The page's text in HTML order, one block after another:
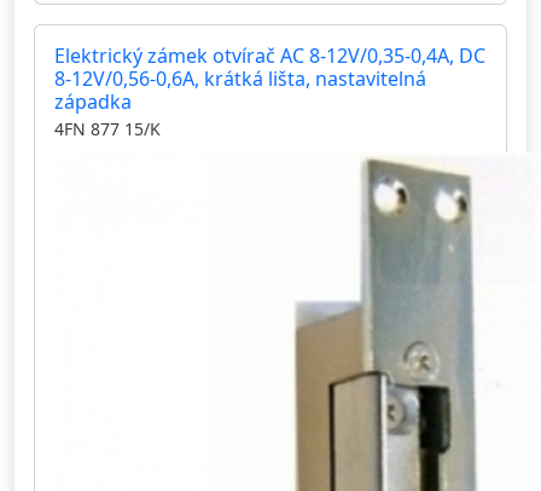
Elektrický zámek otvírač AC 8-12V/0,35-0,4A, DC
8-12V/0,56-0,6A, krátká lišta, nastavitelná
západka
4FN 877 15/K